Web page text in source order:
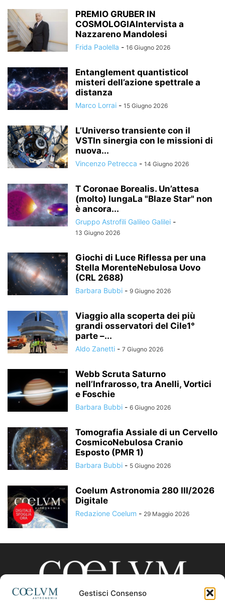
Gestisci Consenso
PREMIO GRUBER IN
COSMOLOGIAIntervista a
Nazzareno Mandolesi
Frida Paolella - 16 Giugno 2026
Entanglement quantisticoI
misteri dell’azione spettrale a
distanza
Marco Lorrai - 15 Giugno 2026
L’Universo transiente con il
VSTIn sinergia con le missioni di
nuova...
Vincenzo Petrecca - 14 Giugno 2026
T Coronae Borealis. Un’attesa
(molto) lungaLa "Blaze Star" non
è ancora...
Gruppo Astrofili Galileo Galilei -
13 Giugno 2026
Giochi di Luce Riflessa per una
Stella MorenteNebulosa Uovo
(CRL 2688)
Barbara Bubbi - 9 Giugno 2026
Viaggio alla scoperta dei più
grandi osservatori del Cile1°
parte –...
Aldo Zanetti - 7 Giugno 2026
Webb Scruta Saturno
nell’Infrarosso, tra Anelli, Vortici
e Foschie
Barbara Bubbi - 6 Giugno 2026
Tomografia Assiale di un Cervello
CosmicoNebulosa Cranio
Esposto (PMR 1)
Barbara Bubbi - 5 Giugno 2026
Coelum Astronomia 280 III/2026
Digitale
Redazione Coelum - 29 Maggio 2026